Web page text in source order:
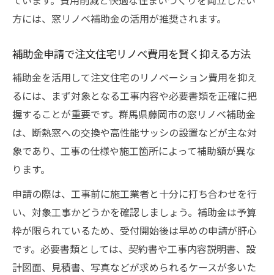
方には、窓リノベ補助金の活用が推奨されます。
補助金申請で注文住宅リノベ費用を賢く抑える方法
補助金を活用して注文住宅のリノベーション費用を抑え
るには、まず対象となる工事内容や必要書類を正確に把
握することが重要です。群馬県藤岡市の窓リノベ補助金
は、断熱窓への交換や高性能サッシの設置などが主な対
象であり、工事の仕様や施工箇所によって補助額が異な
ります。
申請の際は、工事前に施工業者と十分に打ち合わせを行
い、対象工事かどうかを確認しましょう。補助金は予算
枠が限られているため、受付開始後は早めの申請が肝心
です。必要書類としては、契約書や工事内容説明書、設
計図面、見積書、写真などが求められるケースが多いた